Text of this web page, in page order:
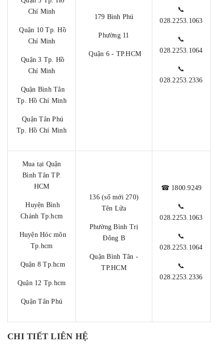
Chí Minh
Quận 10 Tp. Hồ
Chí Minh
Quận 3 Tp. Hồ
Chí Minh
Quận Bình Tân
Tp. Hồ Chí Minh
Quận Tân Phú
Tp. Hồ Chí Minh
179 Bình Phú
Phường 11
Quận 6 - TP.HCM
📞
028.2253.1063
📞
028.2253.1064
📞
028.2253.2336
Mua tại Quận
Bình Tân TP.
HCM
Huyện Bình
Chánh Tp.hcm
Huyện Hóc môn
Tp.hcm
Quận 8 Tp.hcm
Quận 12 Tp.hcm
Quận Tân Phú
136 (số mới 270)
Tên Lửa
Phường Bình Trị
Đông B
Quận Bình Tân -
TP.HCM
☎ 1800.9249
📞
028.2253.1063
📞
028.2253.1064
📞
028.2253.2336
CHI TIẾT LIÊN HỆ